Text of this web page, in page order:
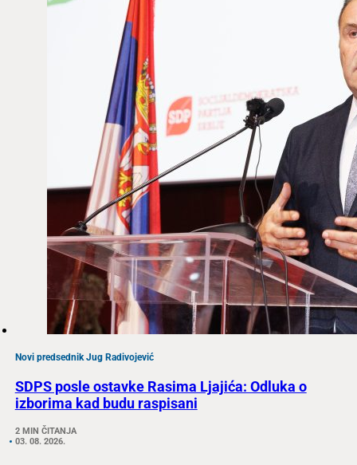
Novi predsednik Jug Radivojević
SDPS posle ostavke Rasima Ljajića: Odluka o
izborima kad budu raspisani
2 MIN ČITANJA
03. 08. 2026.